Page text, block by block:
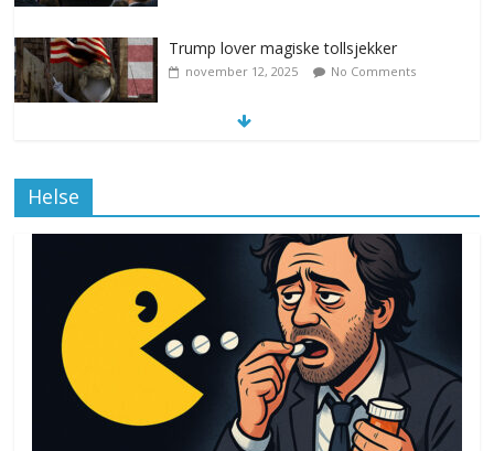
Trump lover magiske tollsjekker
november 12, 2025 No Comments
Drone stopper flytrafikken i Stockholm,
ekspert mistenker MDG
november 6, 2025 No Comments
Norge innfører nullvisjon for nedbør
Helse